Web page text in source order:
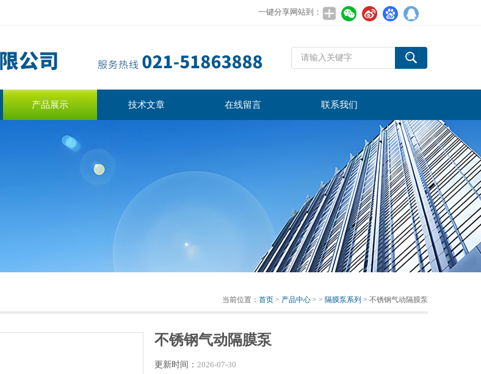
一键分享网站到：
产品展示 技术文章 在线留言 联系我们
当前位置： 首页 > 产品中心 > > 隔膜泵系列 > 不锈钢气动隔膜泵
不锈钢气动隔膜泵
更新时间： 2026-07-30